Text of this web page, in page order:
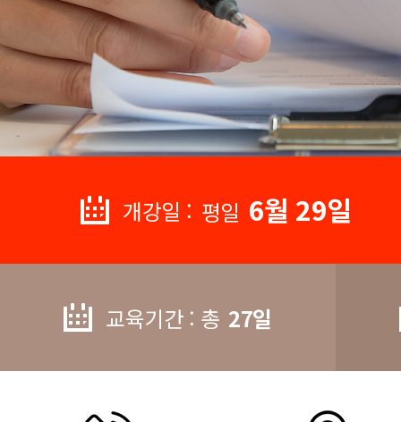
개강일 : 평일 6월 29일
교육기간 : 총 27일